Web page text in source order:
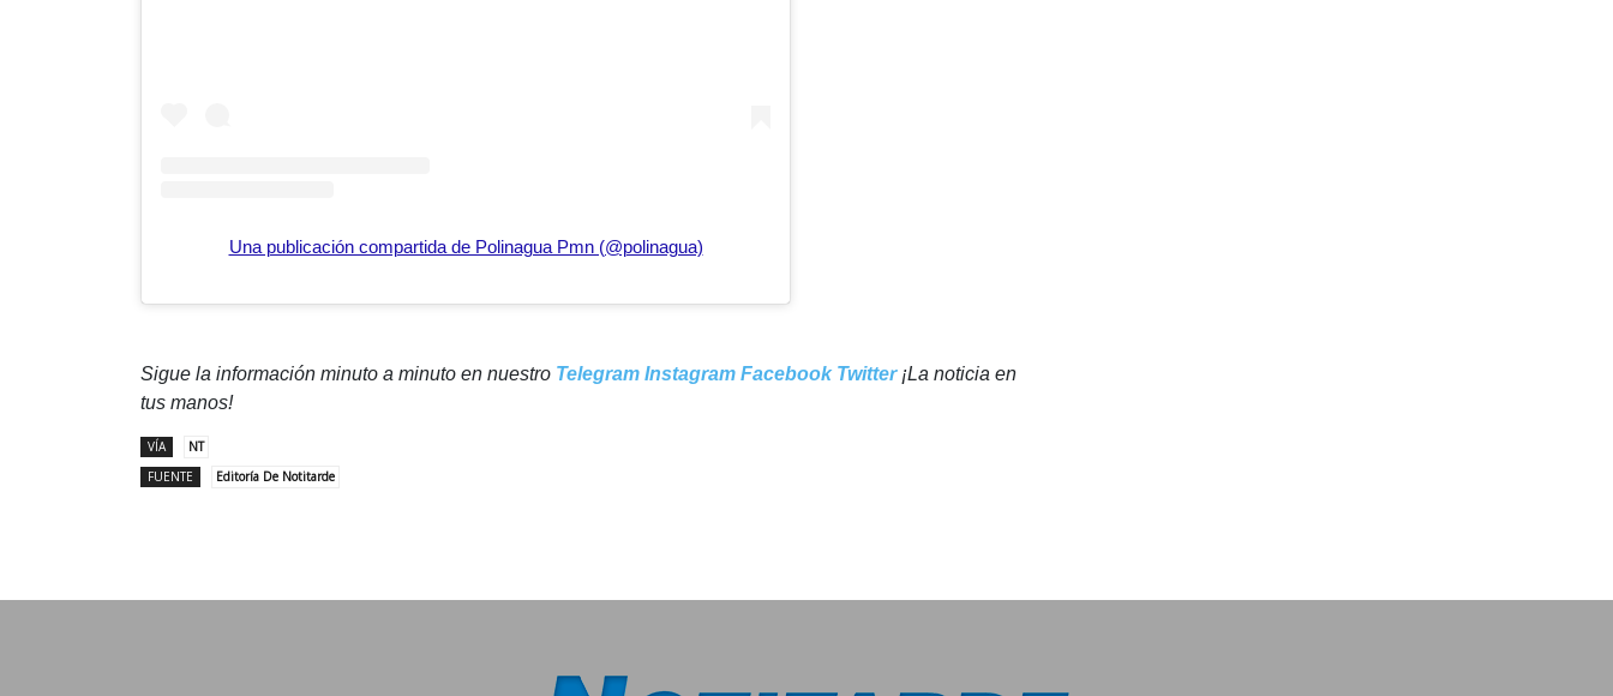
Una publicación compartida de Polinagua Pmn (@polinagua)
Sigue la información minuto a minuto en nuestro Telegram Instagram Facebook Twitter¡La noticia en
tus manos!
VÍA
NT
FUENTE
Editoría De Notitarde